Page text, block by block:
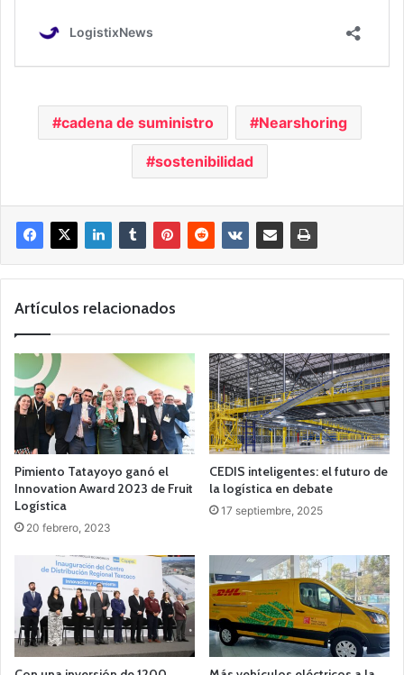
cadena de suministro Nearshoring
sostenibilidad
Artículos relacionados
Pimiento Tatayoyo ganó el
Innovation Award 2023 de Fruit
Logística
20 febrero, 2023
CEDIS inteligentes: el futuro de
la logística en debate
17 septiembre, 2025